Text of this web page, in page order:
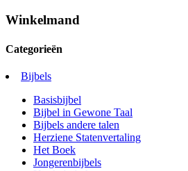
Winkelmand
Categorieën
Bijbels
Basisbijbel
Bijbel in Gewone Taal
Bijbels andere talen
Herziene Statenvertaling
Het Boek
Jongerenbijbels